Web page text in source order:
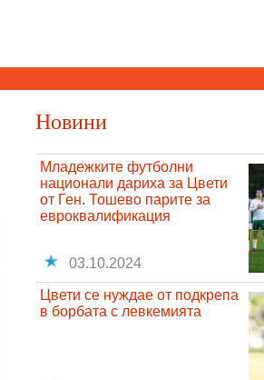
Новини
Младежките футболни
национали дариха за Цвети
от Ген. Тошево парите за
евроквалификация
03.10.2024
Цвети се нуждае от подкрепа
в борбата с левкемията